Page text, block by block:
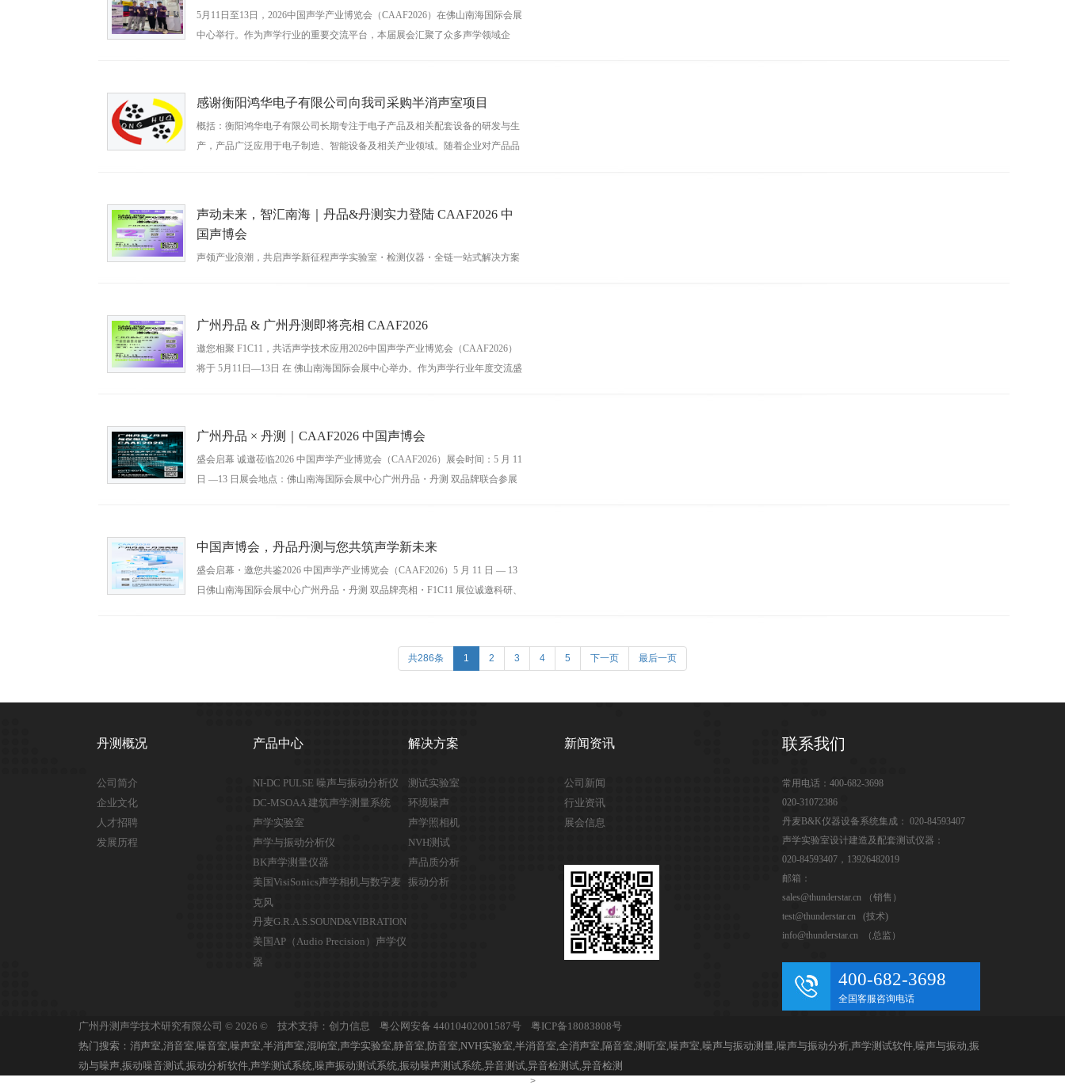
5月11日至13日，2026中国声学产业博览会（CAAF2026）在佛山南海国际会展
中心举行。作为声学行业的重要交流平台，本届展会汇聚了众多声学领域企
感谢衡阳鸿华电子有限公司向我司采购半消声室项目
概括：衡阳鸿华电子有限公司长期专注于电子产品及相关配套设备的研发与生
产，产品广泛应用于电子制造、智能设备及相关产业领域。随着企业对产品品
声动未来，智汇南海｜丹品&丹测实力登陆 CAAF2026 中
国声博会
声领产业浪潮，共启声学新征程声学实验室・检测仪器・全链一站式解决方案
广州丹品 & 广州丹测即将亮相 CAAF2026
邀您相聚 F1C11，共话声学技术应用2026中国声学产业博览会（CAAF2026）
将于 5月11日—13日 在 佛山南海国际会展中心举办。作为声学行业年度交流盛
广州丹品 × 丹测｜CAAF2026 中国声博会
盛会启幕 诚邀莅临2026 中国声学产业博览会（CAAF2026）展会时间：5 月 11
日 —13 日展会地点：佛山南海国际会展中心广州丹品・丹测 双品牌联合参展
中国声博会，丹品丹测与您共筑声学新未来
盛会启幕・邀您共鉴2026 中国声学产业博览会（CAAF2026）5 月 11 日 — 13
日佛山南海国际会展中心广州丹品・丹测 双品牌亮相・F1C11 展位诚邀科研、
共286条 1 2 3 4 5 下一页 最后一页
丹测概况
公司简介
企业文化
人才招聘
发展历程
产品中心
NI-DC PULSE 噪声与振动分析仪
DC-MSOAA 建筑声学测量系统
声学实验室
声学与振动分析仪
BK声学测量仪器
美国VisiSonics声学相机与数字麦
克风
丹麦G.R.A.S.SOUND&VIBRATION
美国AP（Audio Precision）声学仪
器
解决方案
测试实验室
环境噪声
声学照相机
NVH测试
声品质分析
振动分析
新闻资讯
公司新闻
行业资讯
展会信息
联系我们
常用电话：400-682-3698
020-31072386
丹麦B&K仪器设备系统集成： 020-84593407
声学实验室设计建造及配套测试仪器：
020-84593407，13926482019
邮箱：
sales@thunderstar.cn （销售）
test@thunderstar.cn (技术)
info@thunderstar.cn （总监）
400-682-3698
全国客服咨询电话
广州丹测声学技术研究有限公司 © 2026 © 技术支持：创力信息 粤公网安备 44010402001587号
粤ICP备18083808号
热门搜索：消声室,消音室,噪音室,噪声室,半消声室,混响室,声学实验室,静音室,防音室,NVH实验室,半消音室,全消声室,隔音室,测听室,噪声室,噪声与振动测量,噪声与振动分析,声学测试软件,噪声与振动,振
动与噪声,振动噪音测试,振动分析软件,声学测试系统,噪声振动测试系统,振动噪声测试系统,异音测试,异音检测试,异音检测
>